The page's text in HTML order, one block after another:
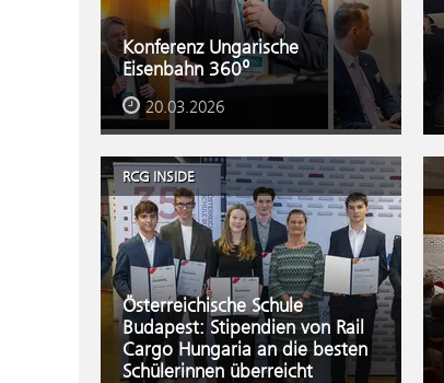
Konferenz Ungarische
Eisenbahn 360⁰
20.03.2026
RCG INSIDE
Österreichische Schule
Budapest: Stipendien von Rail
Cargo Hungaria an die besten
Schülerinnen überreicht